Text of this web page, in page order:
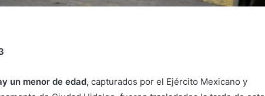
un menor de edad, capturados por el Ejército Mexicano y